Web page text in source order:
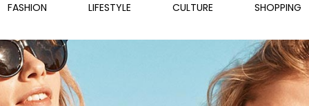
FASHION LIFESTYLE CULTURE SHOPPING